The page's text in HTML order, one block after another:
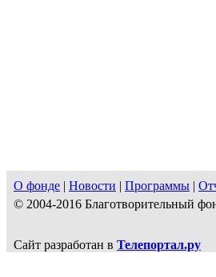
О фонде | Новости | Программы |
© 2004-2016 Благотворительный
Сайт разработан в Телепортал.ру